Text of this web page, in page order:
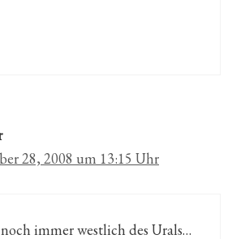
28, 2008 um 13:15 Uhr
immer westlich des Urals…